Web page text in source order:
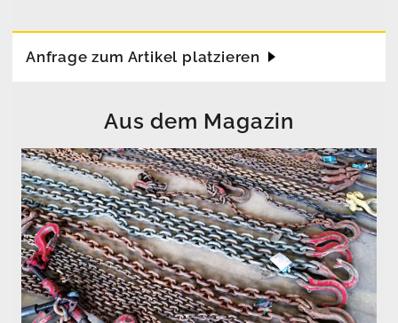
Anfrage zum Artikel platzieren
Aus dem Magazin